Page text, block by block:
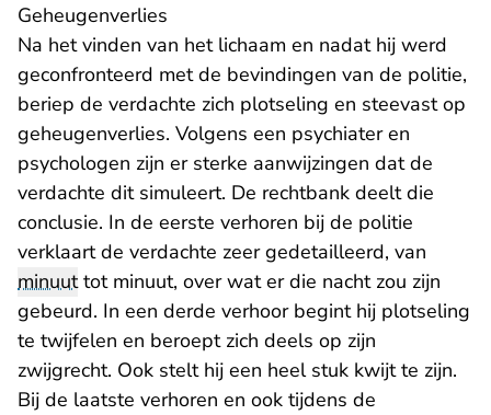
Geheugenverlies
Na het vinden van het lichaam en nadat hij werd
geconfronteerd met de bevindingen van de politie,
beriep de verdachte zich plotseling en steevast op
geheugenverlies. Volgens een psychiater en
psychologen zijn er sterke aanwijzingen dat de
verdachte dit simuleert. De rechtbank deelt die
conclusie. In de eerste verhoren bij de politie
verklaart de verdachte zeer gedetailleerd, van
minuuttot minuut, over wat er die nacht zou zijn
gebeurd. In een derde verhoor begint hij plotseling
te twijfelen en beroept zich deels op zijn
zwijgrecht. Ook stelt hij een heel stuk kwijt te zijn.
Bij de laatste verhoren en ook tijdens de